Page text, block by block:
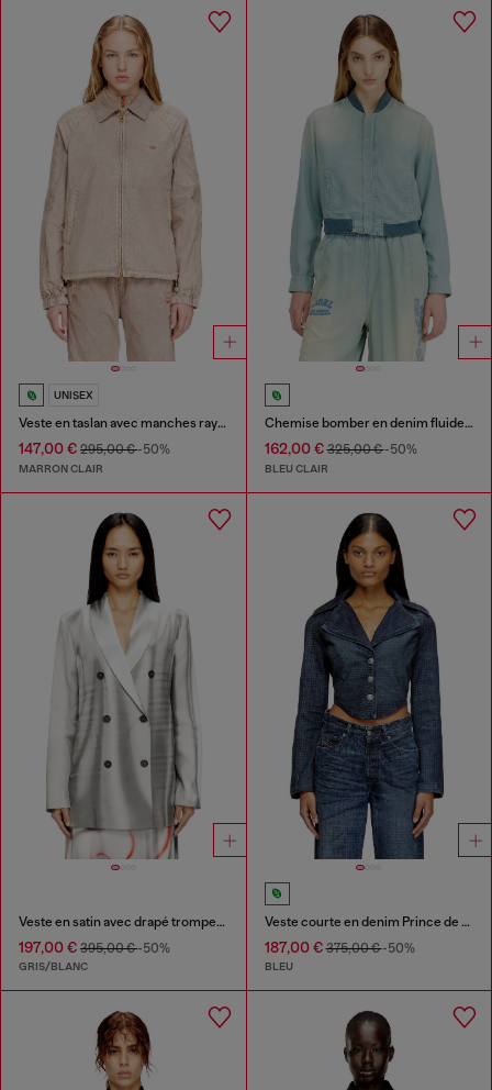
UNISEX
Veste en taslan avec manches rayées
147,00 € 295,00 €-50%
MARRON CLAIR
Chemise bomber en denim fluide à effet sali
162,00 €325,00 €-50%
BLEU CLAIR
Veste en satin avec drapé trompe-l'œil
197,00 € 395,00 €-50%
GRIS/BLANC
Veste courte en denim Prince de Galles
187,00 €375,00 €-50%
BLEU